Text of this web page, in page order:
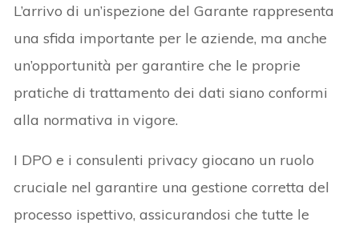
L’arrivo di un’ispezione del Garante rappresenta
una sfida importante per le aziende, ma anche
un’opportunità per garantire che le proprie
pratiche di trattamento dei dati siano conformi
alla normativa in vigore.
I DPO e i consulenti privacy giocano un ruolo
cruciale nel garantire una gestione corretta del
processo ispettivo, assicurandosi che tutte le